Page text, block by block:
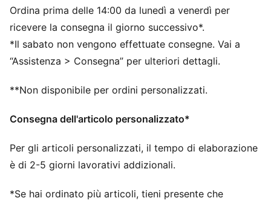
Ordina prima delle 14:00 da lunedì a venerdì per
ricevere la consegna il giorno successivo*.
*Il sabato non vengono effettuate consegne. Vai a
“Assistenza > Consegna” per ulteriori dettagli.
**Non disponibile per ordini personalizzati.
Consegna dell'articolo personalizzato*
Per gli articoli personalizzati, il tempo di elaborazione
è di 2-5 giorni lavorativi addizionali.
*Se hai ordinato più articoli, tieni presente che